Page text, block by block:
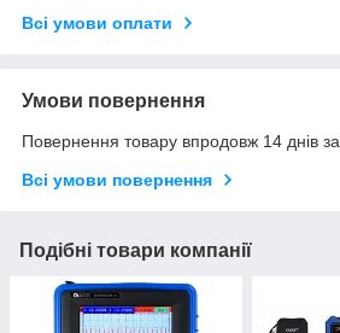
Всі умови оплати
Умови повернення
Повернення товару впродовж 14 днів
Всі умови повернення
Подібні товари компанії